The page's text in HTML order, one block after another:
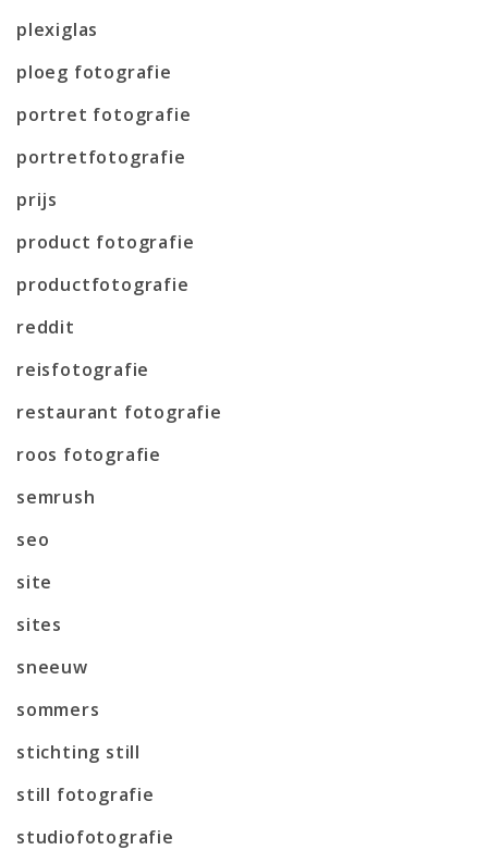
plexiglas
ploeg fotografie
portret fotografie
portretfotografie
prijs
product fotografie
productfotografie
reddit
reisfotografie
restaurant fotografie
roos fotografie
semrush
seo
site
sites
sneeuw
sommers
stichting still
still fotografie
studiofotografie